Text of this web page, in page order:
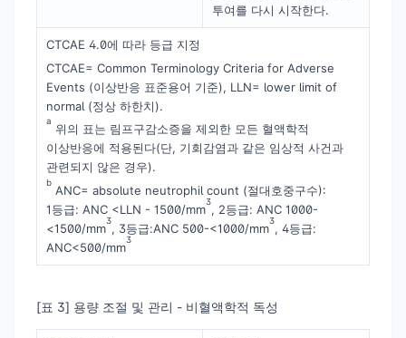
투여를 다시 시작한다.
CTCAE 4.0에 따라 등급 지정
CTCAE= Common Terminology Criteria for Adverse
Events (이상반응 표준용어 기준), LLN= lower limit of
normal (정상 하한치).
a
위의 표는 림프구감소증을 제외한 모든 혈액학적
이상반응에 적용된다(단, 기회감염과 같은 임상적 사건과
관련되지 않은 경우).
b
ANC= absolute neutrophil count (절대호중구수):
1등급: ANC <LLN - 1500/mm
3
, 2등급: ANC 1000-
<1500/mm
3
, 3등급:ANC 500-<1000/mm
3
, 4등급:
ANC<500/mm
3
[표 3] 용량 조절 및 관리 - 비혈액학적 독성